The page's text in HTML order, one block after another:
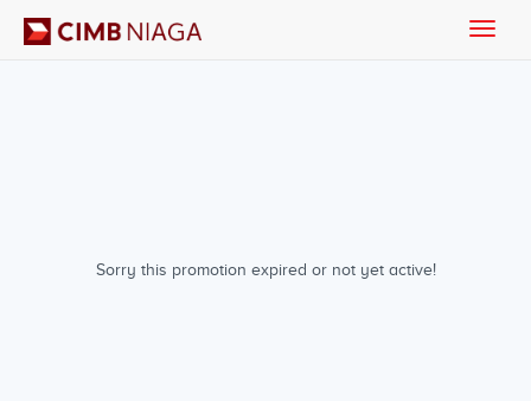
Sorry this promotion expired or not yet active!
Toggle